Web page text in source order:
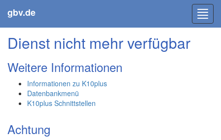
gbv.de
Dienst nicht mehr verfügbar
Weitere Informationen
Informationen zu K10plus
Datenbankmenü
K10plus Schnittstellen
Achtung